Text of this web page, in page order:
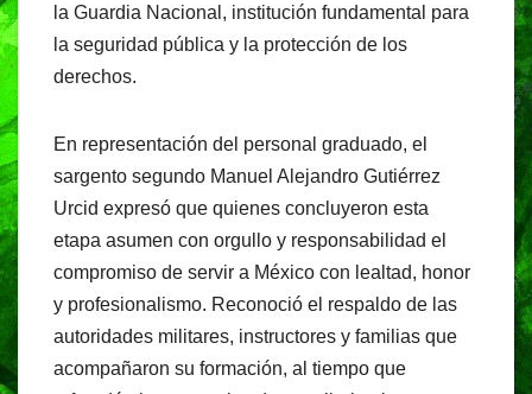
la Guardia Nacional, institución fundamental para
la seguridad pública y la protección de los
derechos.
En representación del personal graduado, el
sargento segundo Manuel Alejandro Gutiérrez
Urcid expresó que quienes concluyeron esta
etapa asumen con orgullo y responsabilidad el
compromiso de servir a México con lealtad, honor
y profesionalismo. Reconoció el respaldo de las
autoridades militares, instructores y familias que
acompañaron su formación, al tiempo que